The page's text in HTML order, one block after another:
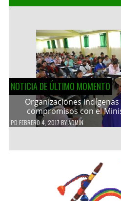
NOTICIA DE ÚLTIMO MOMENTO
Organizaciones
compromisos con el
PD FEBRERO 4, 2017 BYADMIN